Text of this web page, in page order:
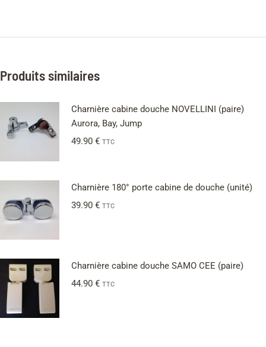
Produits similaires
Charnière cabine douche NOVELLINI (paire)
Aurora, Bay, Jump
49.90 € TTC
Charnière 180° porte cabine de douche (unité)
39.90 € TTC
Charnière cabine douche SAMO CEE (paire)
44.90 € TTC